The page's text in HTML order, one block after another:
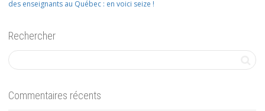
des enseignants au Québec : en voici seize !
Rechercher
Commentaires récents